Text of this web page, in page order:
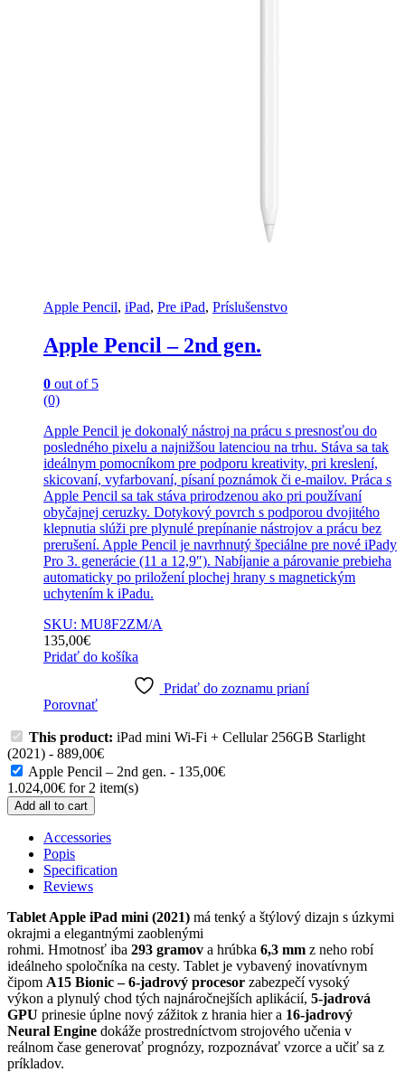
Apple Pencil, iPad, Pre iPad, Príslušenstvo
Apple Pencil – 2nd gen.
0 out of 5
(0)
Apple Pencil je dokonalý nástroj na prácu s presnosťou do
posledného pixelu a najnižšou latenciou na trhu. Stáva sa tak
ideálnym pomocníkom pre podporu kreativity, pri kreslení,
skicovaní, vyfarbovaní, písaní poznámok či e-mailov. Práca s
Apple Pencil sa tak stáva prirodzenou ako pri používaní
obyčajnej ceruzky. Dotykový povrch s podporou dvojitého
klepnutia slúži pre plynulé prepínanie nástrojov a prácu bez
prerušení. Apple Pencil je navrhnutý špeciálne pre nové iPady
Pro 3. generácie (11 a 12,9″). Nabíjanie a párovanie prebieha
automaticky po priložení plochej hrany s magnetickým
uchytením k iPadu.
SKU: MU8F2ZM/A
135,00€
Pridať do košíka
Pridať do zoznamu prianí
Porovnať
This product: iPad mini Wi-Fi + Cellular 256GB Starlight
(2021) - 889,00€
Apple Pencil – 2nd gen. - 135,00€
1.024,00€ for 2 item(s)
Add all to cart
Accessories
Popis
Specification
Reviews
Tablet Apple iPad mini (2021) má tenký a štýlový dizajn s úzkymi
okrajmi a elegantnými zaoblenými
rohmi. Hmotnosť iba 293 gramov a hrúbka 6,3 mm z neho robí
ideálneho spoločníka na cesty. Tablet je vybavený inovatívnym
čipom A15 Bionic – 6-jadrový procesor zabezpečí vysoký
výkon a plynulý chod tých najnáročnejších aplikácií, 5-jadrová
GPU prinesie úplne nový zážitok z hrania hier a 16-jadrový
Neural Engine dokáže prostredníctvom strojového učenia v
reálnom čase generovať prognózy, rozpoznávať vzorce a učiť sa z
príkladov.